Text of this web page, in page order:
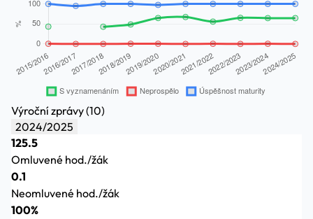
Výroční zprávy (10)
2024/2025
125.5
Omluvené hod./žák
0.1
Neomluvené hod./žák
100%